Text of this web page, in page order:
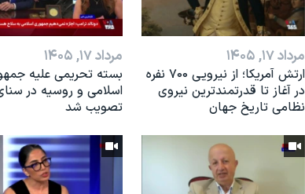
مرداد ۱۷, ۱۴۰۵
ارتش آمریکا؛ از نيرویی ۷۰۰ نفره
در آغاز تا قدرتمندترین نیروی
نظامی تاریخ جهان
مرداد ۱۷, ۱۴۰۵
بسته تحریمی علیه
اسلامی و روسیه در
تصویب شد